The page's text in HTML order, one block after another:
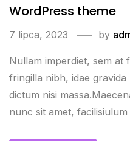
WordPress theme
7 lipca, 2023 by
Nullam imperdiet, sem at
fringilla nibh, idae
dictum nisi
nunc sit amet, facilisiulum